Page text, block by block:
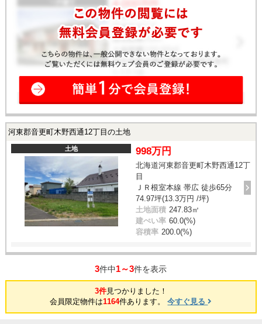
河東郡音更町木野西通12丁目の土地
土地 998万円
北海道河東郡音更町木野西通12丁
目
ＪＲ根室本線 帯広 徒歩65分
74.97坪(13.3万円 /坪)
土地面積 247.83㎡
建ぺい率 60.0(%)
容積率 200.0(%)
3件中1～3件を表示
3件見つかりました！
会員限定物件は1164件あります。今すぐ見る